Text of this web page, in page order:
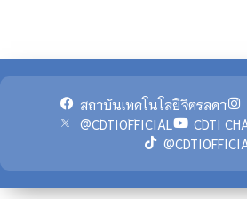
สถาบันเทคโนโลยีจิตรลดา
@CDTIOFFICIAL
CDTI